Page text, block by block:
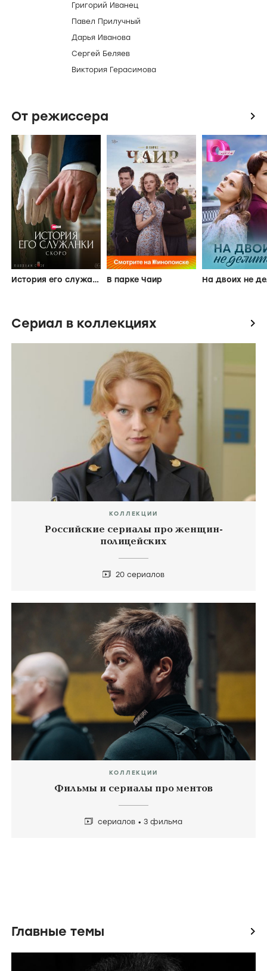
Григорий Иванец
Павел Прилучный
Дарья Иванова
Сергей Беляев
Виктория Герасимова
От режиссера icon
История его служанки В парке Чаир На двоих не
Сериал в коллекциях icon
КОЛЛЕКЦИИ
Российские сериалы про женщин-
полицейских
20 сериалов
КОЛЛЕКЦИИ
Фильмы и сериалы про ментов
сериалов 3 фильма
Главные темы icon